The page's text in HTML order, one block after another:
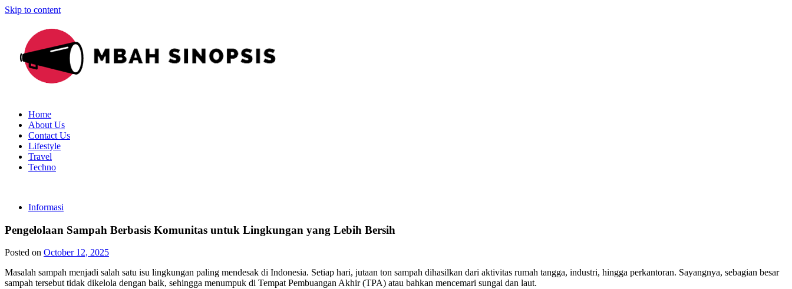
Skip to content
Mbah Sinopsis
Mbahnya Sinopsis Indonesia
Home
About Us
Contact Us
Lifestyle
Travel
Techno
Informasi
Pengelolaan Sampah Berbasis Komunitas untuk Lingkungan yang Lebih Bersih
Posted on October 12, 2025
Masalah sampah menjadi salah satu isu lingkungan paling mendesak di Indonesia. Setiap hari, jutaan ton sampah dihasilkan dari aktivitas rumah tangga, industri, hingga perkantoran. Sayangnya, sebagian besar
sampah tersebut tidak dikelola dengan baik, sehingga menumpuk di Tempat Pembuangan Akhir (TPA) atau bahkan mencemari sungai dan laut.